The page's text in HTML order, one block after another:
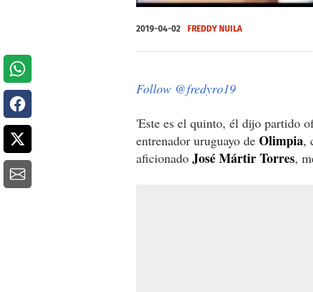
seconds
of
2019-04-02 FREDDY NUILA
Follow @fredyro19
'Este es el quinto, él dijo partido
entrenador uruguayo de Olimpia,
aficionado José Mártir Torres,